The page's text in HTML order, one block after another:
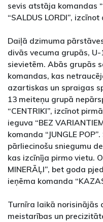
sevis atstāja komandas
“SALDUS LORDI”,
Daiļā dzimuma
divās vecuma grupās,
sievietēm. Abās grupās
komandas, kas
azartiskas un spraigas
13 meiteņu grupā
“CENTRIKI”, izcīnot
ieguva “BEZ
komanda “JUNGLE
pārliecinošu sniegumu
kas izcīnīja pirmo vietu.
MINERĀĻI”, bet goda
ieņēma komanda
Turnīra laikā norisinājās
meistarības un